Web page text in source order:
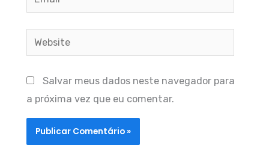
Website
Salvar meus dados neste navegador para
a próxima vez que eu comentar.